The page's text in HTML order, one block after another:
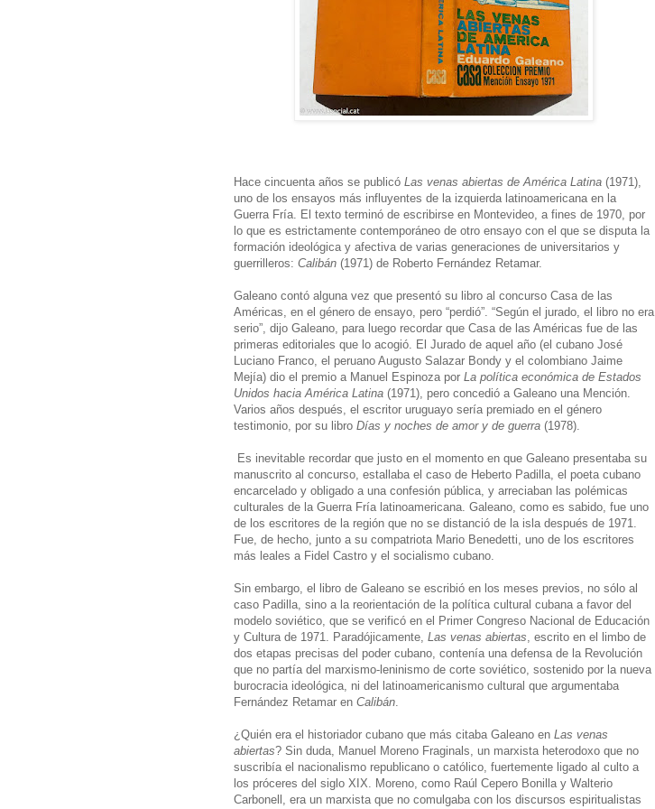
Hace cincuenta años se publicó Las venas abiertas de América Latina (1971),
uno de los ensayos más influyentes de la izquierda latinoamericana en la
Guerra Fría. El texto terminó de escribirse en Montevideo, a fines de 1970, por
lo que es estrictamente contemporáneo de otro ensayo con el que se disputa la
formación ideológica y afectiva de varias generaciones de universitarios y
guerrilleros: Calibán (1971) de Roberto Fernández Retamar.
Galeano contó alguna vez que presentó su libro al concurso Casa de las
Américas, en el género de ensayo, pero “perdió”. “Según el jurado, el libro no era
serio”, dijo Galeano, para luego recordar que Casa de las Américas fue de las
primeras editoriales que lo acogió. El Jurado de aquel año (el cubano José
Luciano Franco, el peruano Augusto Salazar Bondy y el colombiano Jaime
Mejía) dio el premio a Manuel Espinoza por La política económica de Estados
Unidos hacia América Latina (1971), pero concedió a Galeano una Mención.
Varios años después, el escritor uruguayo sería premiado en el género
testimonio, por su libro Días y noches de amor y de guerra (1978).
Es inevitable recordar que justo en el momento en que Galeano presentaba su
manuscrito al concurso, estallaba el caso de Heberto Padilla, el poeta cubano
encarcelado y obligado a una confesión pública, y arreciaban las polémicas
culturales de la Guerra Fría latinoamericana. Galeano, como es sabido, fue uno
de los escritores de la región que no se distanció de la isla después de 1971.
Fue, de hecho, junto a su compatriota Mario Benedetti, uno de los escritores
más leales a Fidel Castro y el socialismo cubano.
Sin embargo, el libro de Galeano se escribió en los meses previos, no sólo al
caso Padilla, sino a la reorientación de la política cultural cubana a favor del
modelo soviético, que se verificó en el Primer Congreso Nacional de Educación
y Cultura de 1971. Paradójicamente, Las venas abiertas , escrito en el limbo de
dos etapas precisas del poder cubano, contenía una defensa de la Revolución
que no partía del marxismo-leninismo de corte soviético, sostenido por la nueva
burocracia ideológica, ni del latinoamericanismo cultural que argumentaba
Fernández Retamar en Calibán
¿Quién era el historiador cubano que más citaba Galeano en Las venas
abiertas? Sin duda, Manuel Moreno Fraginals, un marxista heterodoxo que no
suscribía el nacionalismo republicano o católico, fuertemente ligado al culto a
los próceres del siglo XIX. Moreno, como Raúl Cepero Bonilla y Walterio
Carbonell, era un marxista que no comulgaba con los discursos espiritualistas